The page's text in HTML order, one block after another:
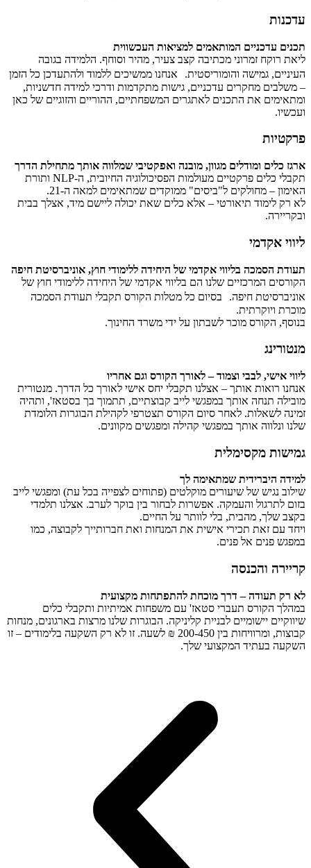
עדכנות
תכנים עדכניים המותאמים למציאות העכשווית
ליאת רוקח זמרוני מכתיבה קצב צעיר, מהיר וסוחף. הלמידה בגובה
העיניים, גמישה והומוריסטית. אנחנו ממשיכים ללמוד ולהתעדכן כל הזמן
– משלבים מחקרים עדכניים, גישות מתקדמות ודרכי למידה חדשניות,
ומתאימים את התכנים לאתגרים המשפחתיים, ההוריים והזוגיים של כאן
ועכשיו.
פרקטיות
ארגז כלים ומודלים מגוון, מובנה ואפקטיבי שמלווה אותך מתחילת הדרך
תקבלי כלים פרקטיים מעולמות הפסיכולוגיה החיובית, ה-NLP ותורת
האימון – מחולקים ל"ביסים" ממוקדים שמתאימים למאה ה-21.
לא רק לימוד תיאורטי – אלא כלים שאת יכולה ליישם מיד, אצלך בבית
ובקריירה.
ליווי אקדמי
תעודת הסמכה בליווי אקדמי של היחידה ללימודי חוץ, אוניברסיטת חיפה
הקורסים המרכזיים שלנו הם בליווי אקדמי של היחידה ללימודי חוץ של
אוניברסיטת חיפה. בסיום כל מטלות הקורס תקבלי תעודת הסמכה
מוכרת ויוקרתית.
בנוסף, הקורס מוכר לשבתון על ידי משרד החינוך.
מנטורינג
ליווי אישי, לבבי וצמוד – לאורך הקורס וגם אחריו
אנחנו רואות אותך – אצלנו תקבלי יחס אישי לאורך כל הדרך. מנטורית
מובילה תנחה אותך במפגשי לייב קבוצתיים, תתמוך בך בסטאז', ותהיה
זמינה לשאלות. לאחר סיום הקורס תצטרפי לקהילת הבוגרות הלומדת
שלנו ונלווה אותך במפגשי קהילה ומפגשים מקוונים.
גמישות מקסימלית
למידה היברידית שמתאימה לך
שילוב נגיש של שיעורים מוקלטים (פתוחים לצפייה בכל עת) ומפגשי לייב
בזום לתרגול והעמקה. אפשרות לבחור בין בוקר לערב. אצלנו תלמדי
בקצב שלך, מהבית, בלי לוותר על החיים.
ויחד עם זאת תכירי אישית את המנחות ואת חברותייך לקבוצה, כמו
במפגש פנים אל פנים.
קריירה והכנסה
לא רק תעודה – דרך מוכחת להתפתחות מקצועית
במהלך הקורס תעברי סטאז' עם משפחות אמיתיות ותקבלי כלים
שיווקיים יישומיים לבניית קליניקה. הבוגרות שלנו מרצות בארגונים, מנחות
קבוצות, ומרוויחות בין 200-450 ₪ לשעה. זו לא רק השקעה בלימודים – זו
השקעה בעתיד המקצועי שלך.